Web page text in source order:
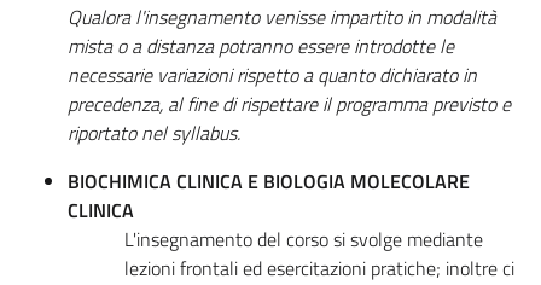
Qualora l'insegnamento venisse impartito in modalità
mista o a distanza potranno essere introdotte le
necessarie variazioni rispetto a quanto dichiarato in
precedenza, al fine di rispettare il programma previsto e
riportato nel syllabus.
BIOCHIMICA CLINICA E BIOLOGIA MOLECOLARE
CLINICA
L'insegnamento del corso si svolge mediante
lezioni frontali ed esercitazioni pratiche; inoltre ci